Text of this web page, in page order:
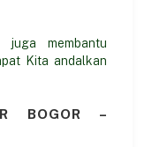
juga membantu
Kita andalkan
BOGOR –